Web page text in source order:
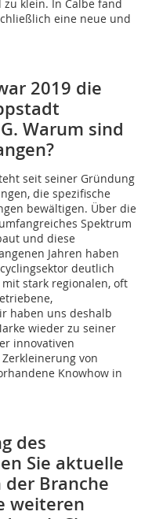
klein. In Calbe fand
eine neue und
2019 die
Warum sind
seit seiner Gründung
die spezifische
bewältigen. Über die
Spektrum
und diese
Jahren haben
deutlich
stark regionalen, oft
haben uns deshalb
wieder zu seiner
innovativen
von
Knowhow in
des
Sie aktuelle
Branche
weiteren